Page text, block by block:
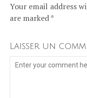
Your email address
are marked *
Laisser un